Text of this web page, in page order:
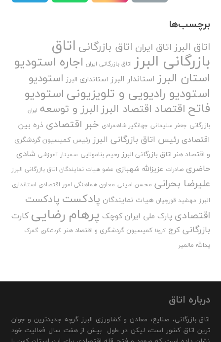
برچسب‌ها
اتاق البرزاتاق ایران اتاق بازرگانی اتاق
بازرگانی البرز اتاق بازرگانی ایران اجاره استودیو
استان البرز استاندار البرز استانداری البرز استودیو
استودیو رادیویی و تلویزیونیاستودیو
فاتح اقتصاد اقتصاد البرزالبرز و توسعه ایران
بازرگانی جعفر سلیمانی جهانگیر شاهمرادی خبر اقتصادی ذره بین
اقتصادی رئیس اتاق بازرگانی البرز رئیس کمیسیون گردشگری
و اقتصاد هنر اتاق بازرگانی البرز رحیم بنامولایی سمینار آموزشی شادی
حاضری صادرات عزیزالله شهبازی عضو هیات نمایندگان اتاق بازرگانی البرز
علیرضا بحرانی محسن امینی معاون هماهنگی امور اقتصادی استانداری
البرز مهشید قورچیان هیات نمایندگان پادکست پادکست
اقتصادی پارک ملی ایران کوچک پرهام رضایی کارت
بازرگانی کرج کرونا کمیسیون گردشگری و اقتصاد هنر گردشگری گمرک
یدالله مالمیر
درباره اتاق
اتاق بازرگانی، صنایع، معادن و کشاورزی البرز گرچه جدیدترین و جوان
ترین اتاق کشور است، لیکن در طول بیش از هفت سال فعالیت خود